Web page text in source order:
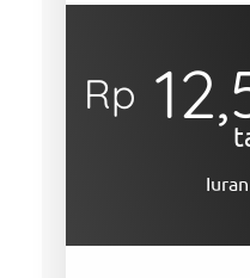
Rp